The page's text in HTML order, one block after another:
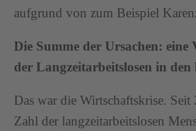
aufgrund von zum Beispiel
Die Summe der Ursachen: eine
der Langzeitarbeitslosen in den
Das war die Wirtschaftskrise.
Zahl der langzeitarbeitslosen